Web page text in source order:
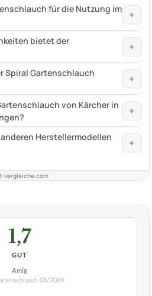
für die Nutzung im
+
bietet der
+
Spiral Gartenschlauch
+
von Kärcher in
+
Herstellermodellen
+
vergleiche.com
1,7
GUT
Amig
08/2026